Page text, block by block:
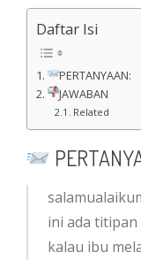
Daftar Isi
PERTANYAAN:
JAWABAN
Related
ini ada
kalau ibu